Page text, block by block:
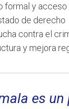
formal y
de derecho
contra el
y mejora
es un